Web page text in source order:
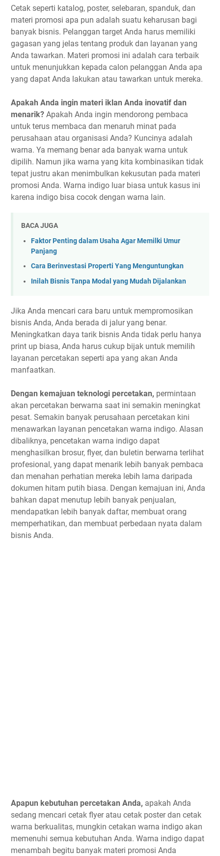
Cetak seperti katalog, poster, selebaran, spanduk, dan
materi promosi apa pun adalah suatu keharusan bagi
banyak bisnis. Pelanggan target Anda harus memiliki
gagasan yang jelas tentang produk dan layanan yang
Anda tawarkan. Materi promosi ini adalah cara terbaik
untuk menunjukkan kepada calon pelanggan Anda apa
yang dapat Anda lakukan atau tawarkan untuk mereka.
Apakah Anda ingin materi iklan Anda inovatif dan
menarik? Apakah Anda ingin mendorong pembaca
untuk terus membaca dan menaruh minat pada
perusahaan atau organisasi Anda? Kuncinya adalah
warna. Ya memang benar ada banyak warna untuk
dipilih. Namun jika warna yang kita kombinasikan tidak
tepat justru akan menimbulkan kekusutan pada materi
promosi Anda. Warna indigo luar biasa untuk kasus ini
karena indigo bisa cocok dengan warna lain.
BACA JUGA
Faktor Penting dalam Usaha Agar Memilki Umur
Panjang
Cara Berinvestasi Properti Yang Menguntungkan
Inilah Bisnis Tanpa Modal yang Mudah Dijalankan
Jika Anda mencari cara baru untuk mempromosikan
bisnis Anda, Anda berada di jalur yang benar.
Meningkatkan daya tarik bisnis Anda tidak perlu hanya
print up biasa, Anda harus cukup bijak untuk memilih
layanan percetakan seperti apa yang akan Anda
manfaatkan.
Dengan kemajuan teknologi percetakan, permintaan
akan percetakan berwarna saat ini semakin meningkat
pesat. Semakin banyak perusahaan percetakan kini
menawarkan layanan pencetakan warna indigo. Alasan
dibaliknya, pencetakan warna indigo dapat
menghasilkan brosur, flyer, dan buletin berwarna terlihat
profesional, yang dapat menarik lebih banyak pembaca
dan menahan perhatian mereka lebih lama daripada
dokumen hitam putih biasa. Dengan kemajuan ini, Anda
bahkan dapat menutup lebih banyak penjualan,
mendapatkan lebih banyak daftar, membuat orang
memperhatikan, dan membuat perbedaan nyata dalam
bisnis Anda.
Apapun kebutuhan percetakan Anda, apakah Anda
sedang mencari cetak flyer atau cetak poster dan cetak
warna berkualitas, mungkin cetakan warna indigo akan
memenuhi semua kebutuhan Anda. Warna indigo dapat
menambah begitu banyak materi promosi Anda